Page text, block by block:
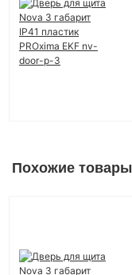
Похожие товары